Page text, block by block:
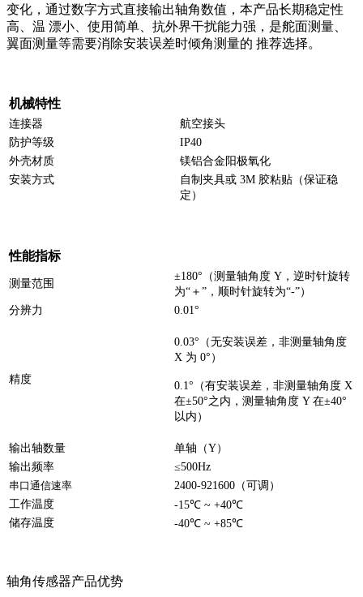
变化，通过数字方式直接输出轴角数值，本产品长期稳定性
高、温 漂小、使用简单、抗外界干扰能力强，是舵面测量、
翼面测量等需要消除安装误差时倾角测量的 推荐选择。
机械特性
连接器
航空接头
防护等级
IP40
外壳材质
镁铝合金阳极氧化
安装方式
自制夹具或 3M 胶粘贴（保证稳
定）
性能指标
测量范围
±180°（测量轴角度 Y，逆时针旋转
为“＋”，顺时针旋转为“-”）
分辨力
0.01°
精度
0.03°（无安装误差，非测量轴角度
X 为 0°）
0.1°（有安装误差，非测量轴角度 X
在±50°之内，测量轴角度 Y 在±40°
以内）
输出轴数量
单轴（Y）
输出频率
≤500Hz
串口通信速率
2400-921600（可调）
工作温度
-15℃ ~ +40℃
储存温度
-40℃ ~ +85℃
轴角传感器产品优势